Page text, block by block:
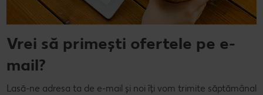
Vrei să primești ofertele pe e-
mail?
Lasă-ne adresa ta de e-mail și noi îți vom trimite săptămânal